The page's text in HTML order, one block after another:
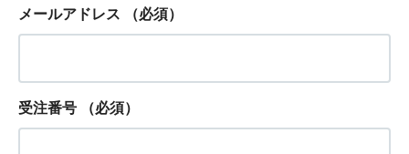
メールアドレス （必須）
受注番号 （必須）